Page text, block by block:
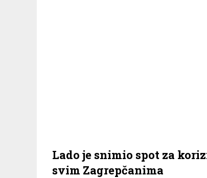
Lado je snimio spot za
svim Zagrepčanima